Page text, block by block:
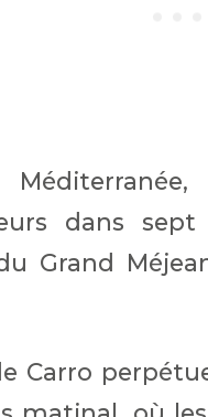
dans sept
Grand
Carro